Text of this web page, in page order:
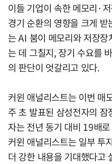
이들 기업이 속한 메모리·
경기 순환의 영향을 크게
는 AI 붐이 메모리와 저장
는 데 그칠지, 장기 수요를
의 판단이 엇갈리고 있다.
커윈 애널리스트는 이번 매
주 초 발표된 삼성전자의
자는 전년 동기 대비 19배
커윈 애널리스트는 일부 투
더 강한 내용을 기대했다고